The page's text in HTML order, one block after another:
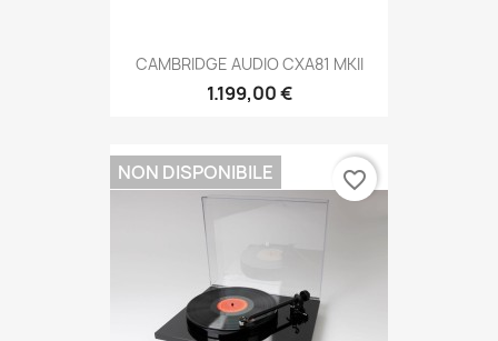
CAMBRIDGE AUDIO CXA81 MKII
1.199,00 €
NON DISPONIBILE favorite_border